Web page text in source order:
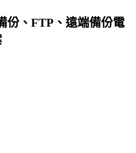
份、FTP、遠端備份電